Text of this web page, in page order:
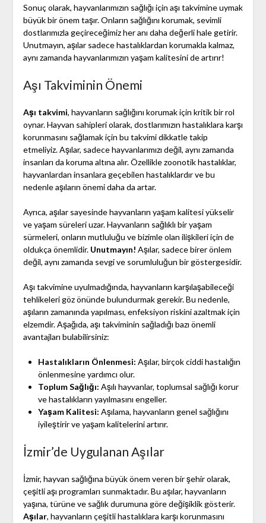
Sonuç olarak, hayvanlarımızın sağlığı için aşı takvimine uymak
büyük bir önem taşır. Onların sağlığını korumak, sevimli
dostlarımızla geçireceğimiz her anı daha değerli hale getirir.
Unutmayın, aşılar sadece hastalıklardan korumakla kalmaz,
aynı zamanda hayvanlarımızın yaşam kalitesini de artırır!
Aşı Takviminin Önemi
Aşı takvimi, hayvanların sağlığını korumak için kritik bir rol
oynar. Hayvan sahipleri olarak, dostlarımızın hastalıklara karşı
korunmasını sağlamak için bu takvimi dikkatle takip
etmeliyiz. Aşılar, sadece hayvanlarımızı değil, aynı zamanda
insanları da koruma altına alır. Özellikle zoonotik hastalıklar,
hayvanlardan insanlara geçebilen hastalıklardır ve bu
nedenle aşıların önemi daha da artar.
Ayrıca, aşılar sayesinde hayvanların yaşam kalitesi yükselir
ve yaşam süreleri uzar. Hayvanların sağlıklı bir yaşam
sürmeleri, onların mutluluğu ve bizimle olan ilişkileri için de
oldukça önemlidir. Unutmayın! Aşılar, sadece birer önlem
değil, aynı zamanda sevgi ve sorumluluğun bir göstergesidir.
Aşı takvimine uyulmadığında, hayvanların karşılaşabileceği
tehlikeleri göz önünde bulundurmak gerekir. Bu nedenle,
aşıların zamanında yapılması, enfeksiyon riskini azaltmak için
elzemdir. Aşağıda, aşı takviminin sağladığı bazı önemli
avantajları bulabilirsiniz:
Hastalıkların Önlenmesi: Aşılar, birçok ciddi hastalığın
önlenmesine yardımcı olur.
Toplum Sağlığı: Aşılı hayvanlar, toplumsal sağlığı korur
ve hastalıkların yayılmasını engeller.
Yaşam Kalitesi: Aşılama, hayvanların genel sağlığını
iyileştirir ve yaşam kalitelerini artırır.
İzmir’de Uygulanan Aşılar
İzmir, hayvan sağlığına büyük önem veren bir şehir olarak,
çeşitli aşı programları sunmaktadır. Bu aşılar, hayvanların
yaşına, türüne ve sağlık durumuna göre değişiklik gösterir.
Aşılar, hayvanların çeşitli hastalıklara karşı korunmasını